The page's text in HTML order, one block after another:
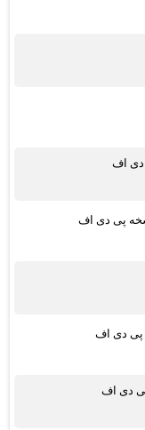
دی اف
پی دی اف
پی دی اف
پی دی اف